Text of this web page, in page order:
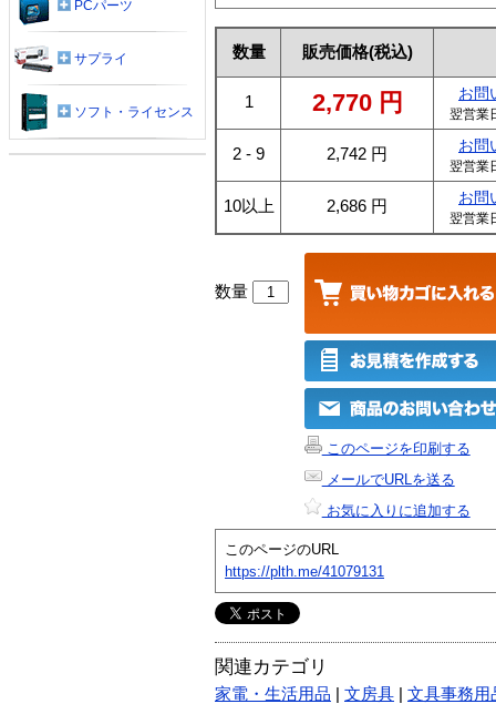
数量 販売価格(税込)
1 2,770 円 お問
翌営業
2 - 9 2,742 円 お問
翌営業
10以上 2,686 円 お問
翌営業
数量
このページを印刷する
メールでURLを送る
お気に入りに追加する
このページのURL
https://plth.me/41079131
関連カテゴリ
家電・生活用品 文房具 文具事務用
PCパーツ
サプライ
ソフト・ライセンス